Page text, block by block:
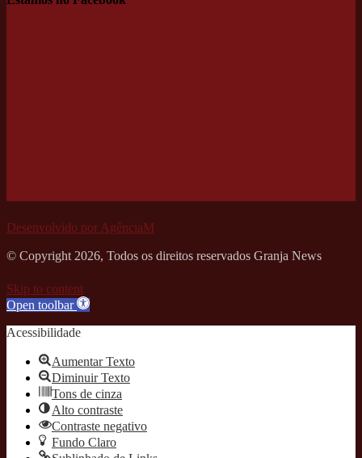
Desenvolvido por AgênciaM
© Copyright 2026, Todos os direitos reservados Granja News
Skip to content
Open toolbar
Acessibilidade
Aumentar Texto
Diminuir Texto
Tons de cinza
Alto contraste
Contraste negativo
Fundo Claro